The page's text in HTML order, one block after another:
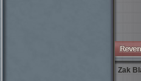
Zak